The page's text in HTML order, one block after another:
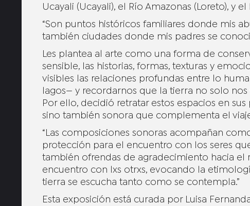
Ucayali (Ucayali), el Río Amazonas (Loreto), y el
“Son puntos históricos familiares donde mis
también ciudades donde mis padres se
Les plantea al arte como una forma de
sensible, las historias, formas, texturas y
visibles las relaciones profundas entre lo
lagos— y recordarnos que la tierra no solo
Por ello, decidió retratar estos espacios en
sino también sonora que complementa el
“Las composiciones sonoras acompañan
protección para el encuentro con los seres
también ofrendas de agradecimiento hacia el
encuentro con lxs otrxs, evocando la
tierra se escucha tanto como se contempla.”
Esta exposición está curada por Luisa